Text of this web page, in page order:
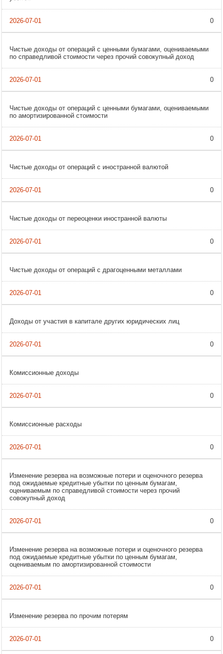
0
Чистые доходы от операций с ценными бумагами, оцениваемыми
по справедливой стоимости через прочий совокупный доход
0
Чистые доходы от операций с ценными бумагами, оцениваемыми
по амортизированной стоимости
0
Чистые доходы от операций с иностранной валютой
0
Чистые доходы от переоценки иностранной валюты
0
Чистые доходы от операций с драгоценными металлами
0
Доходы от участия в капитале других юридических лиц
0
Комиссионные доходы
0
Комиссионные расходы
0
Изменение резерва на возможные потери и оценочного резерва
под ожидаемые кредитные убытки по ценным бумагам,
оцениваемым по справедливой стоимости через прочий
совокупный доход
0
Изменение резерва на возможные потери и оценочного резерва
под ожидаемые кредитные убытки по ценным бумагам,
оцениваемым по амортизированной стоимости
0
Изменение резерва по прочим потерям
0